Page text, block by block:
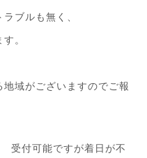
ブルも無く、
。
域がございますのでご報
付可能ですが着日が不